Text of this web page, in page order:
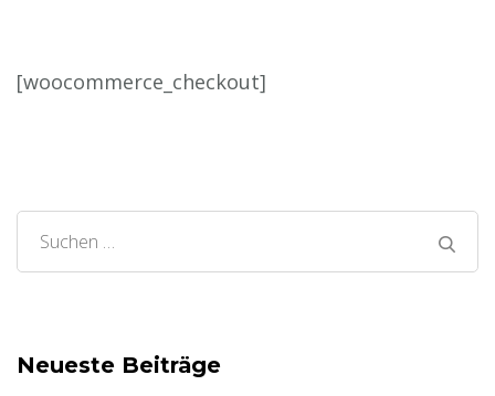
[woocommerce_checkout]
Suchen
nach:
Neueste Beiträge